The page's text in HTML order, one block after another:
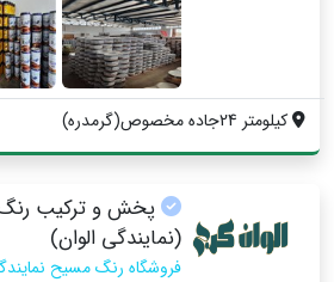
کیلومتر 24جاده مخصوص(گرمدره)
پخش و ترکیب
(نمایندگی الوان)
فروشگاه رنگ مسیح